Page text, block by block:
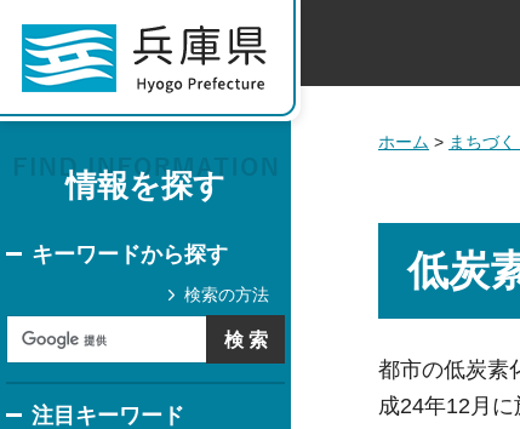
情報を探す
キーワードから探す
検索の方法
注目キーワード
ホーム > まちづ
低炭
都市の低炭素
成24年12月